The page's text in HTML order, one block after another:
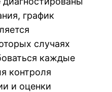
график
случаях
каждые
контроля
и оценки